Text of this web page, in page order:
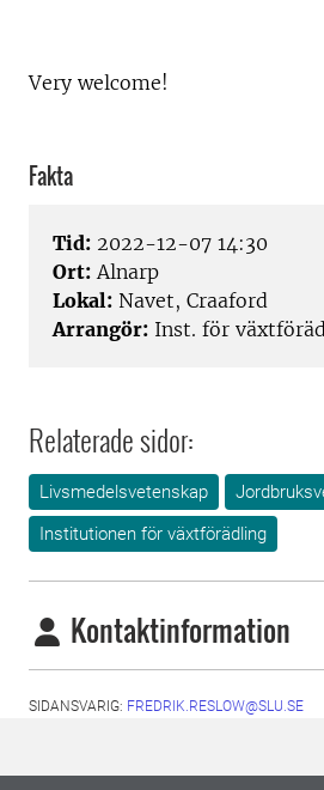
Very welcome!
Fakta
Tid: 2022-12-07 14:30
Ort: Alnarp
Lokal: Navet, Craaford
Arrangör: Inst. för
Relaterade sidor:
Livsmedelsvetenskap
Institutionen för växtförädling
Kontaktinformation
SIDANSVARIG: FREDRIK.RESLOW@SLU.SE